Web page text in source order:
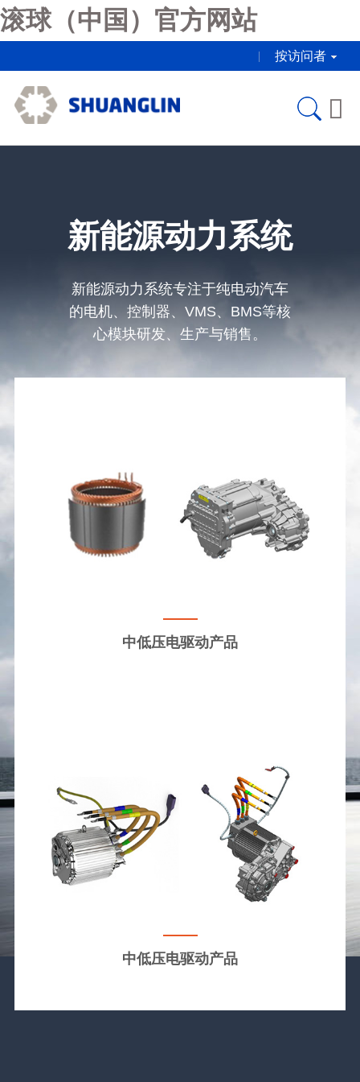
滚球（中国）官方网站
按访问者

新能源动力系统
新能源动力系统专注于纯电动汽车
的电机、控制器、VMS、BMS等核
心模块研发、生产与销售。
中低压电驱动产品
中低压电驱动产品